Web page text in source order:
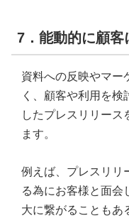
7．能動的に顧客
資料への反映やマー
く、顧客や利用を
したプレスリリース
ます。
例えば、プレスリリ
る為にお客様と面会
大に繋がることもあ